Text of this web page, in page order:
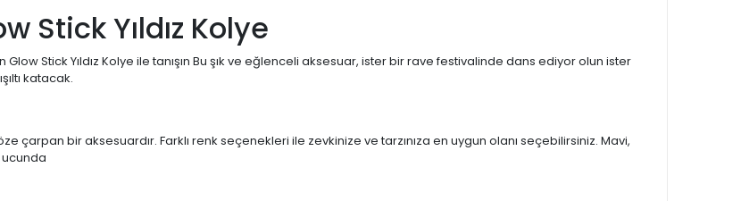
Stick Yıldız Kolye
Stick Yıldız Kolye ile tanışın Bu şık ve eğlenceli aksesuar, ister bir rave festivalinde dans ediyor olun ister
katacak.
çarpan bir aksesuardır. Farklı renk seçenekleri ile zevkinize ve tarzınıza en uygun olanı seçebilirsiniz. Mavi,
ucunda